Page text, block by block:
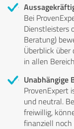
Bei
Dienstleisters
Beratung)
Überblick
in allen
Unabhängige
ProvenExpert
und neutral.
freiwillig,
finanziell noch